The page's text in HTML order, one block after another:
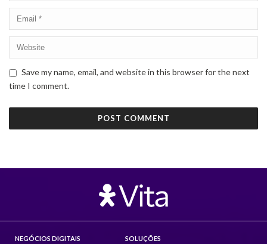
Save my name, email, and website in this browser for the next
time I comment.
NEGÓCIOS DIGITAIS
SOLUÇÕES